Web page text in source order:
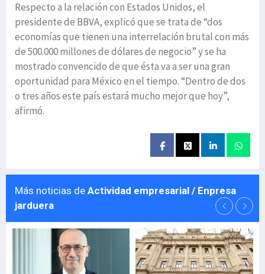
Respecto a la relación con Estados Unidos, el
presidente de BBVA, explicó que se trata de “dos
economías que tienen una interrelación brutal con más
de 500.000 millones de dólares de negocio” y se ha
mostrado convencido de que ésta va a ser una gran
oportunidad para México en el tiempo. “Dentro de dos
o tres años este país estará mucho mejor que hoy”,
afirmó.
Más noticias de Actividad empresarial / Enpresa
jarduera